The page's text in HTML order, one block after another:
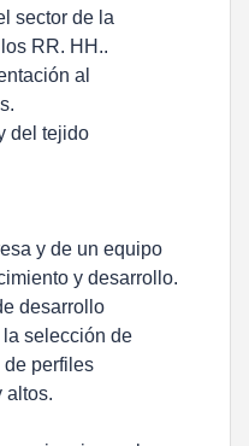
sector de la
RR. HH..
al
del tejido
y de un equipo
y desarrollo.
desarrollo
selección de
de perfiles
altos.